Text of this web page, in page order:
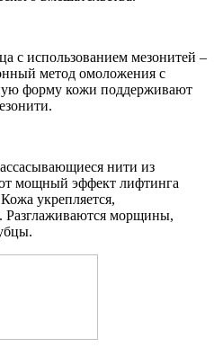
с использованием мезонитей –
метод омоложения с
форму кожи поддерживают
нити из
мощный эффект лифтинга
укрепляется,
Разглаживаются морщины,